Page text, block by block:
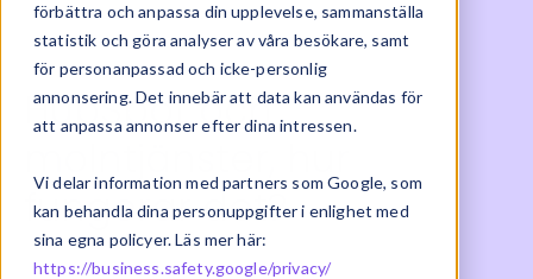
förbättra och anpassa din upplevelse, sammanställa
statistik och göra analyser av våra besökare, samt
för personanpassad och icke-personlig
annonsering. Det innebär att data kan användas för
att anpassa annonser efter dina intressen.
Vi delar information med partners som Google, som
kan behandla dina personuppgifter i enlighet med
sina egna policyer. Läs mer här:
https://business.safety.google/privacy/
HubSpot och
fungerar det?
2022-07-02 | CRM